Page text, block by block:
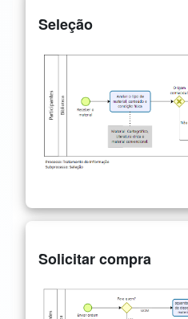
Seleção
Solicitar compra